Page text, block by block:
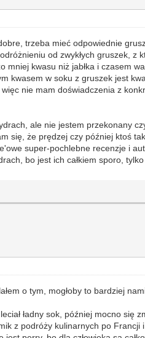
trzeba mieć odpowiednie
od zwykłych gruszek,
mniej kwasu niż jabłka i czasem
kwasem w soku z gruszek jest
nie mam doświadczenia z
ale nie jestem przekonany
się, że prędzej czy później ktoś
super-pochlebne recenzje i
bo jest ich całkiem sporo,
o tym, mogłoby to bardziej
ładny sok, później mocno się
z podróży kulinarnych po